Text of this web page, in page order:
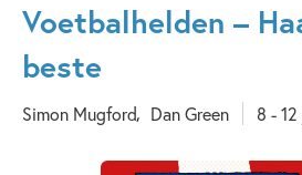
Voetbalhelden –
beste
Simon Mugford Dan Green 8 -